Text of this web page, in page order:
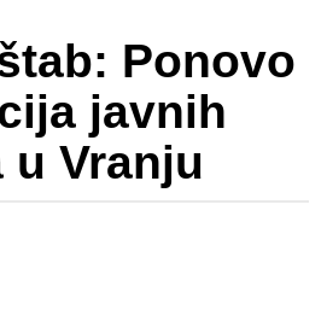
Ponovo
javnih
Vranju